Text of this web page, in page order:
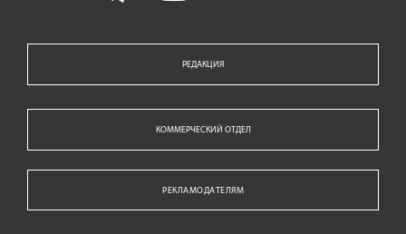
РЕДАКЦИЯ
КОММЕРЧЕСКИЙ ОТДЕЛ
РЕКЛАМОДАТЕЛЯМ